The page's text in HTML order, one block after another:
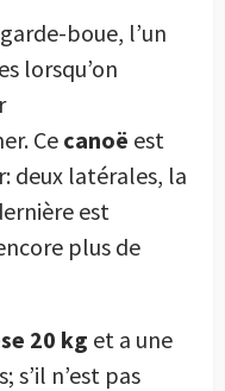
boue, l’un
lorsqu’on
Cecanoë est
deux latérales, la
est
plus de
20 kg et a une
s’il n’est pas